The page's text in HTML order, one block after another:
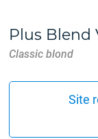
Plus Blend
Classic blond
Site